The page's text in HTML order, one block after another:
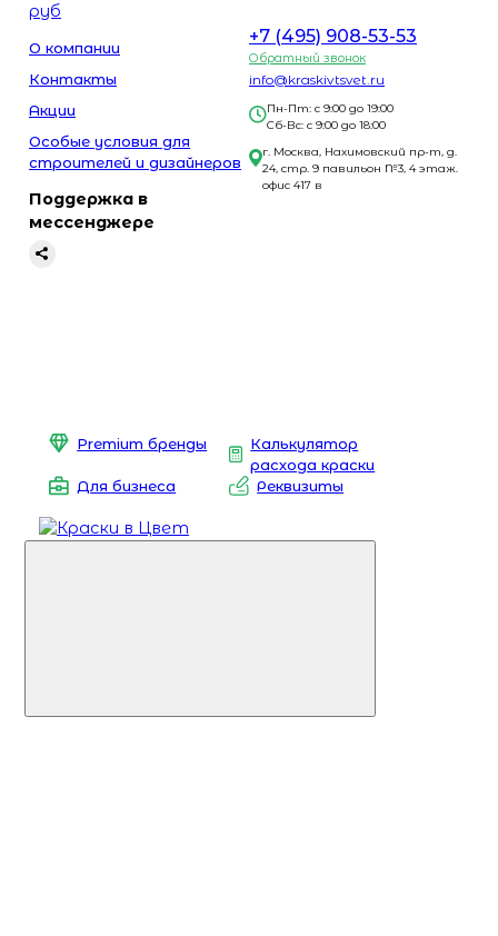
руб
О компании
Контакты
Акции
Особые условия для
строителей и дизайнеров
Поддержка в
мессенджере
+7 (495) 908-53-53
Обратный звонок
info@kraskivtsvet.ru
Пн-Пт: с 9:00 до 19:00
Сб-Вс: с 9:00 до 18:00
г. Москва, Нахимовский пр-т, д.
24, стр. 9 павильон №3, 4 этаж.
офис 417 в
Premium бренды
Калькулятор
расхода краски
Для бизнеса
Реквизиты